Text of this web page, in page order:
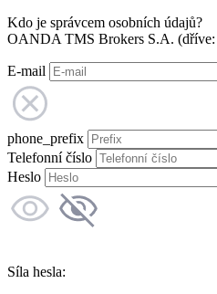
Kdo je správcem osobních údajů?
OANDA TMS Brokers S.A. (dříve:
E-mail
phone_prefix
Telefonní číslo
Heslo
Síla hesla: